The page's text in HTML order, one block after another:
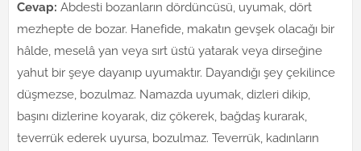
Cevap: Abdesti bozanların dördüncüsü, uyumak, dört
mezhepte de bozar. Hanefide, makatın gevşek olacağı bir
hâlde, meselâ yan veya sırt üstü yatarak veya dirseğine
yahut bir şeye dayanıp uyumaktır. Dayandığı şey çekilince
düşmezse, bozulmaz. Namazda uyumak, dizleri dikip,
başını dizlerine koyarak, diz çökerek, bağdaş kurarak,
teverrük ederek uyursa, bozulmaz. Teverrük, kadınların